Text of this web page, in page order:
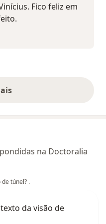
Fico feliz em
acima
na Doctoralia
túnel? .
da visão de